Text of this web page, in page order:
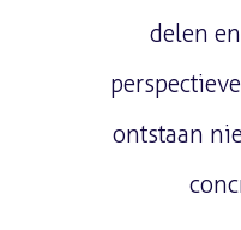
delen
ontstaan